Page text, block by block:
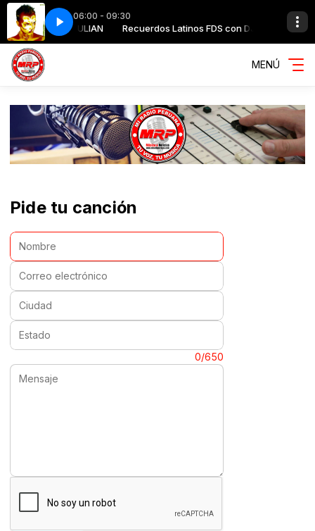
06:00 - 09:30
FDS con DJ JULIAN Recuerdos Latinos FDS con DJ JULIAN
Bandido Miguel Bosé - Amante Bandido
MENÚ
Pide tu canción
Nombre:
Correo electrónico:
Ciudad:
Estado:
0/650